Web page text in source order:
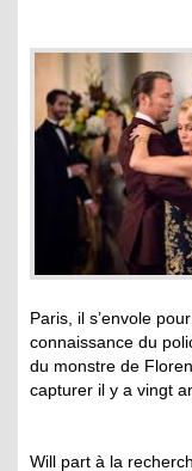
Paris, il s’envole
connaissance du
du monstre de
capturer il y a vingt
Will part à la